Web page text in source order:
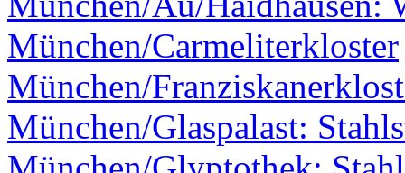
München/Carmeliterkloster
München/
München/Glaspalast: